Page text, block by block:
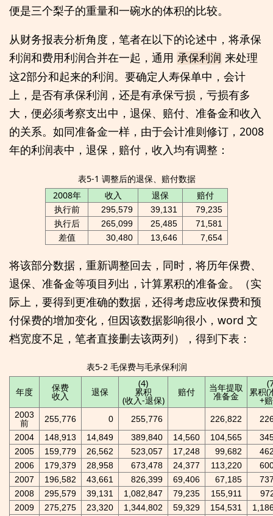
便是三个梨子的重量和一碗水的体积的比较。
从财务报表分析角度，笔者在以下的论述中，将承保
利润和费用利润合并在一起，通用 承保利润 来处理
这2部分和起来的利润。要确定人寿保单中，会计
上，是否有承保利润，还是有承保亏损，亏损有多
大，便必须考察支出中，退保、赔付、准备金和收入
的关系。如同准备金一样，由于会计准则修订，2008
年的利润表中，退保，赔付，收入均有调整：
表5-1 调整后的退保、赔付数据
2008年
收入 退保 赔付
执行前 295,579 39,131
79,235
执行后
265,099 25,485
71,581
差值
30,480 13,646 7,654
将该部分数据，重新调整回去，同时，将历年保费、
退保、准备金等项目列出，计算累积的准备金。（实
际上，要得到更准确的数据，还得考虑应收保费和预
付保费的增加变化，但因该数据影响很小，word 文
档宽度不足，笔者直接删去该两列），得到下表：
表5-2 毛保费与毛承保利润
年度 保费
收入 退保
(4)
累积
(收入-退保)
赔付 当年提取
准备金 累积(
+
2003
前
255,776 0 255,776 226,822
2004
148,913 14,849 389,840 14,560 104,565
2005
159,779 26,562 523,057 17,248 99,682
2006
179,379 28,958 673,478 24,377 113,220
2007
196,582 43,661 826,399 69,406 67,185
2008
295,579 39,131 1,082,847 79,235 155,911
2009
275,275 23,320 1,344,802 59,329 154,531